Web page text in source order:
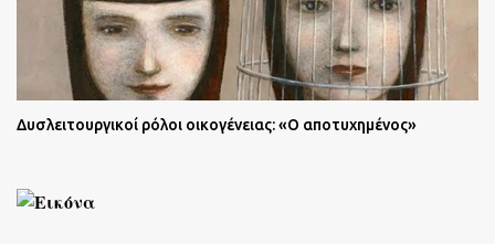
Δυσλειτουργικοί ρόλοι οικογένειας: «Ο αποτυχημένος»